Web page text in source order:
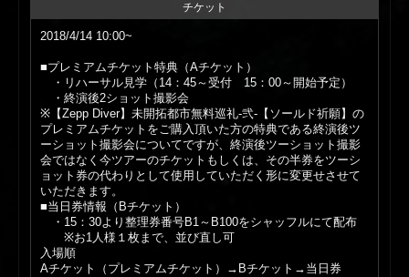
チケット
2018/4/14 10:00~
■プレミアムチケット特典（Aチケット）
・リハーサル見学（14：45～受付 15：00～開始予定）
・終演後2ショット撮影会
※【Zepp Diver】未開拓都市無料巡礼-弐-【ソールド祈願】の
プレミアムチケットをご購入頂いた方の特典である終演後ツ
ーショット撮影会についてですが、終演後ツーショット撮影
会ではなく今ツアーのチケットもしくは、その半券をツーシ
ョット券の代わりとして使用していただく形に変更せさせて
いただきます。
■当日券情報（Bチケット）
・15：30より整理券番号B1～B100をシャッフルにて配布
※お1人様１枚まで、並び直し可
入場順
Aチケット（プレミアムチケット）→Bチケット→当日券